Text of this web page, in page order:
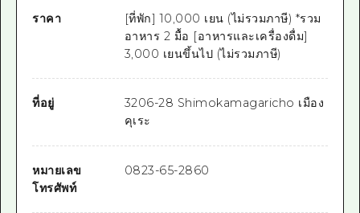
ราคา
[ที่พัก] 10,000 เยน (ไม่รวมภาษี) *รวม
อาหาร 2 มื้อ [อาหารและเครื่องดื่ม]
3,000 เยนขึ้นไป (ไม่รวมภาษี)
ที่อยู่
3206-28 Shimokamagaricho เมือง
คุเระ
หมายเลข
โทรศัพท์
0823-65-2860